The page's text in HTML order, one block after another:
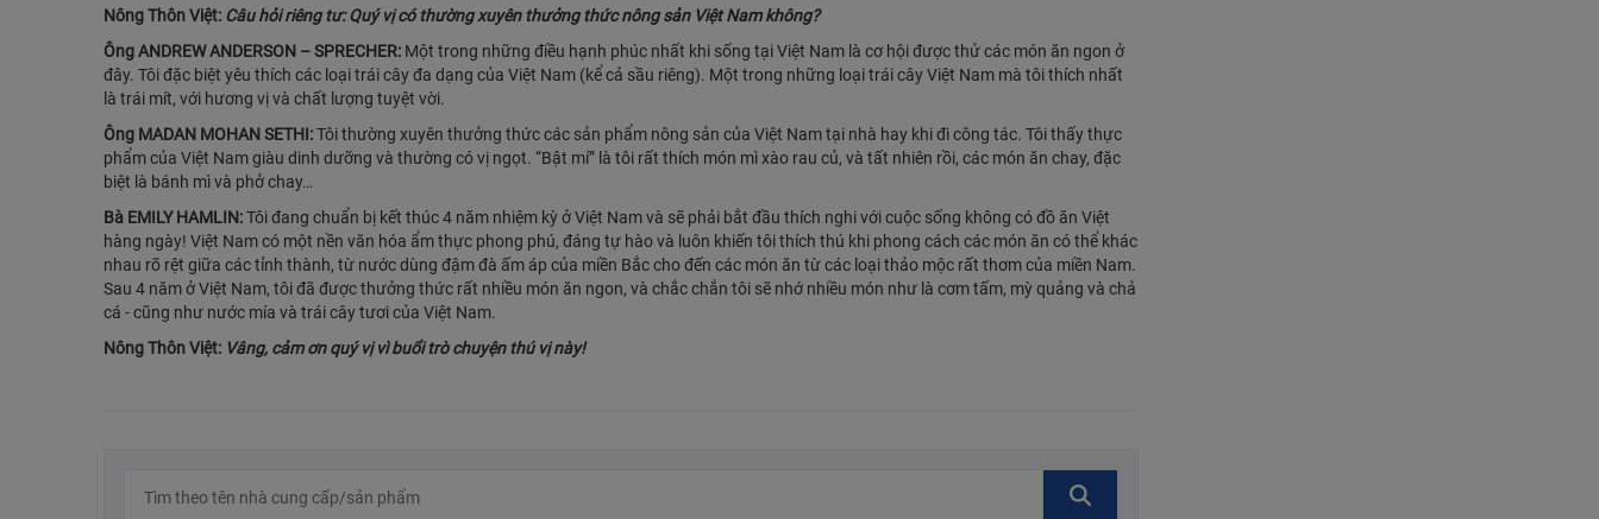
Nông Thôn Việt: Câu hỏi riêng tư: Quý vị có thường xuyên thưởng thức nông sản Việt Nam không?
Ông ANDREW ANDERSON – SPRECHER: Một trong những điều hạnh phúc nhất khi sống tại Việt Nam là cơ hội được thử các món ăn ngon ở
đây. Tôi đặc biệt yêu thích các loại trái cây đa dạng của Việt Nam (kể cả sầu riêng). Một trong những loại trái cây Việt Nam mà tôi thích nhất
là trái mít, với hương vị và chất lượng tuyệt vời.
Ông MADAN MOHAN SETHI:Tôi thường xuyên thưởng thức các sản phẩm nông sản của Việt Nam tại nhà hay khi đi công tác. Tôi thấy thực
phẩm của Việt Nam giàu dinh dưỡng và thường có vị ngọt. “Bật mí” là tôi rất thích món mì xào rau củ, và tất nhiên rồi, các món ăn chay, đặc
biệt là bánh mì và phở chay…
Bà EMILY HAMLIN:Tôi đang chuẩn bị kết thúc 4 năm nhiệm kỳ ở Việt Nam và sẽ phải bắt đầu thích nghi với cuộc sống không có đồ ăn Việt
hàng ngày! Việt Nam có một nền văn hóa ẩm thực phong phú, đáng tự hào và luôn khiến tôi thích thú khi phong cách các món ăn có thể khác
nhau rõ rệt giữa các tỉnh thành, từ nước dùng đậm đà ấm áp của miền Bắc cho đến các món ăn từ các loại thảo mộc rất thơm của miền Nam.
Sau 4 năm ở Việt Nam, tôi đã được thưởng thức rất nhiều món ăn ngon, và chắc chắn tôi sẽ nhớ nhiều món như là cơm tấm, mỳ quảng và chả
cá - cũng như nước mía và trái cây tươi của Việt Nam.
Nông Thôn Việt: Vâng, cảm ơn quý vị vì buổi trò chuyện thú vị này!